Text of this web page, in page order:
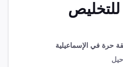
حرة في الإسماعيلية